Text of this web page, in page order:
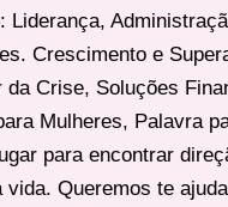
Liderança,
Crescimento e
da Crise, Soluções
Mulheres, Palavra
para encontrar
vida. Queremos te